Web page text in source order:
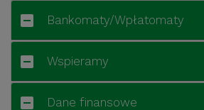
Bankomaty/Wpłatomaty
Wspieramy
Dane finansowe